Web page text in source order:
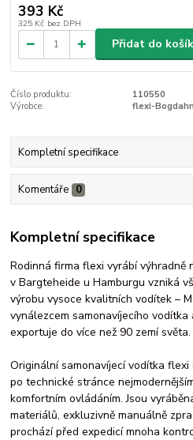
393 Kč
325 Kč bez DPH
Přidat do
Číslo produktu:
110550
Výrobce:
flexi-
Kompletní specifikace
Komentáře 0
Kompletní specifikace
Rodinná firma flexi vyrábí výhradně
v Bargteheide u Hamburgu vzniká
výrobu vysoce kvalitních vodítek –
vynálezcem samonavíjecího
exportuje do více než 90 zemí světa.
Originální samonavíjecí vodítka
po technické stránce
komfortním ovládáním. Jsou
materiálů, exkluzivně manuálně
prochází před expedicí mnoha